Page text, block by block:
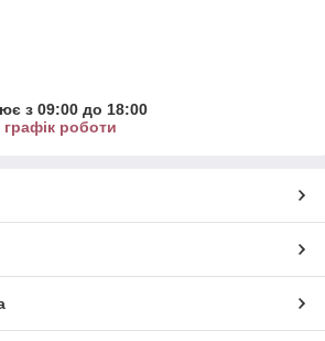
з 09:00 до 18:00
роботи